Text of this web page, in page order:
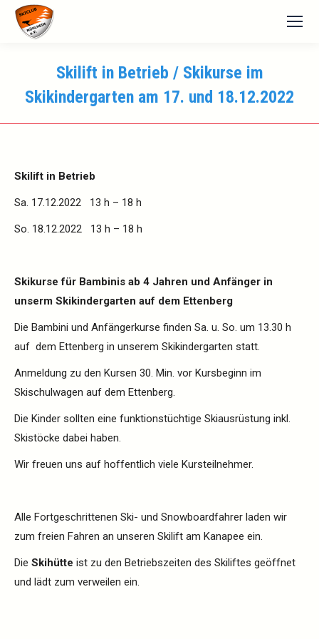
Skilift in Betrieb / Skikurse im
Skikindergarten am 17. und 18.12.2022
Skilift in Betrieb
Sa. 17.12.2022 13 h – 18 h
So. 18.12.2022 13 h – 18 h
Skikurse für Bambinis ab 4 Jahren und Anfänger in
unserm Skikindergarten auf dem Ettenberg
Die Bambini und Anfängerkurse finden Sa. u. So. um 13.30 h
auf dem Ettenberg in unserem Skikindergarten statt.
Anmeldung zu den Kursen 30. Min. vor Kursbeginn im
Skischulwagen auf dem Ettenberg.
Die Kinder sollten eine funktionstüchtige Skiausrüstung inkl.
Skistöcke dabei haben.
Wir freuen uns auf hoffentlich viele Kursteilnehmer.
Alle Fortgeschrittenen Ski- und Snowboardfahrer laden wir
zum freien Fahren an unseren Skilift am Kanapee ein.
Die Skihütte ist zu den Betriebszeiten des Skiliftes geöffnet
und lädt zum verweilen ein.